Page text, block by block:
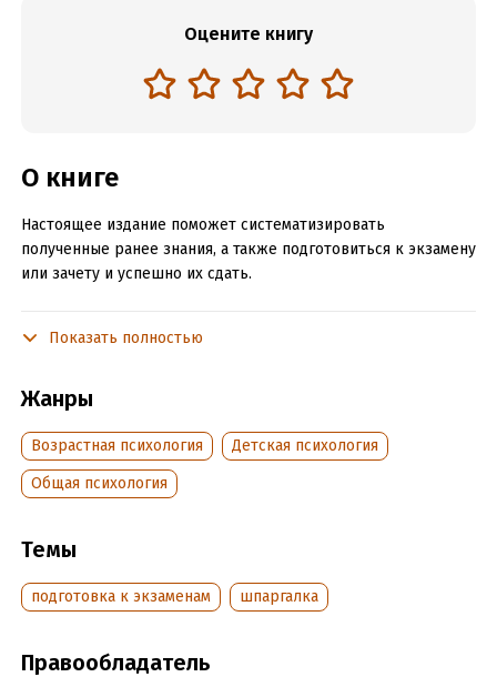
Оцените книгу
О книге
Настоящее издание поможет систематизировать
полученные ранее знания, а также подготовиться к экзамену
или зачету и успешно их сдать.
Подробная информация
Объем: 138964
Год издания:2020
Время на чтение:2ч.
Показать полностью
Жанры
Возрастная психология
Детская психология
Общая психология
Темы
подготовка к экзаменам шпаргалка
Правообладатель